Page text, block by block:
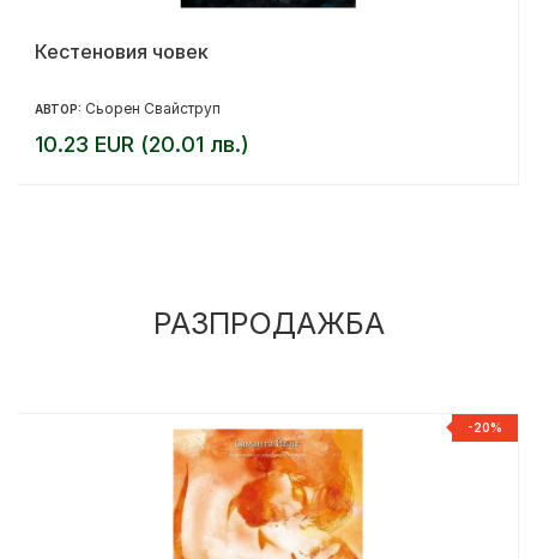
Кестеновия човек
АВТОР: Сьорен Свайструп
10.23 EUR (20.01 лв.)
РАЗПРОДАЖБА
-20%